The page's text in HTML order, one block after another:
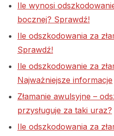
Ile wynosi
bocznej? Sprawdź!
Ile odszkodowania za
Sprawdź!
Ile odszkodowanie za
Najważniejsze informacje
Złamanie awulsyjne –
przysługuje za taki uraz?
Ile odszkodowania za